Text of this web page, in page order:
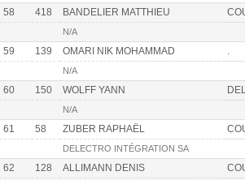
58 418 BANDELIER MATTHIEU
N/A
59 139 OMARI NIK MOHAMMAD .
N/A
60 150 WOLFF YANN
N/A
61 58 ZUBER RAPHAËL
DELECTRO INTÉGRATION SA
62 128 ALLIMANN DENIS